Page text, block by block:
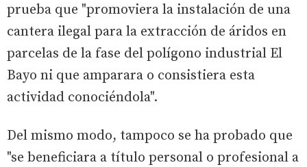
prueba que "promoviera la instalación de una
cantera ilegal para la extracción de áridos en
parcelas de la fase del polígono industrial El
Bayo ni que amparara o consistiera esta
actividad conociéndola".
Del mismo modo, tampoco se ha probado que
"se beneficiara a título personal o profesional a